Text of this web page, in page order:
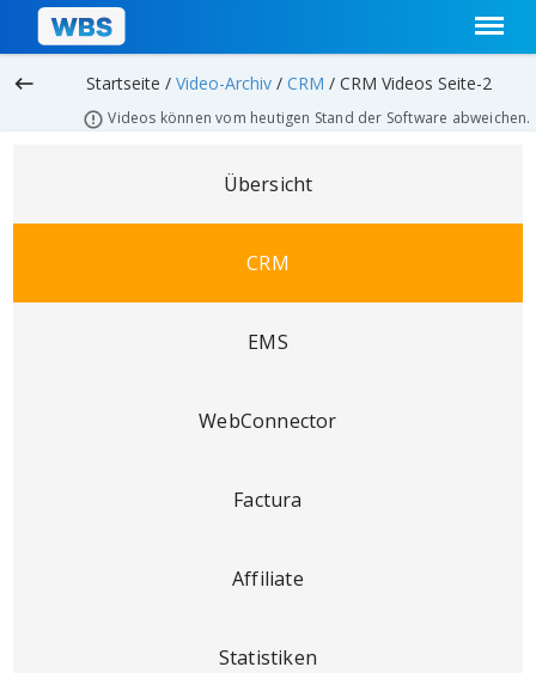
keyboard_backspace Startseite /Video-Archiv / CRM / CRM Videos Seite-2
Videos können vom heutigen Stand der Software abweichen.
Übersicht
CRM
EMS
WebConnector
Factura
Affiliate
Statistiken